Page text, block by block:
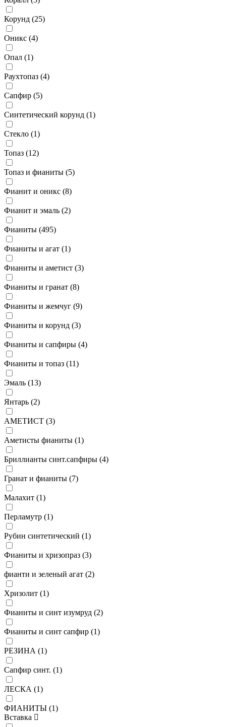
Корунд (25)
Оникс (4)
Опал (1)
Раухтопаз (4)
Сапфир (5)
Синтетический корунд (1)
Стекло (1)
Топаз (12)
Топаз и фианиты (5)
Фианит и оникс (8)
Фианит и эмаль (2)
Фианиты (495)
Фианиты и агат (1)
Фианиты и аметист (3)
Фианиты и гранат (8)
Фианиты и жемчуг (9)
Фианиты и корунд (3)
Фианиты и сапфиры (4)
Фианиты и топаз (11)
Эмаль (13)
Янтарь (2)
АМЕТИСТ (3)
Аметисты фианиты (1)
Бриллианты синт.сапфиры (4)
Гранат и фианиты (7)
Малахит (1)
Перламутр (1)
Рубин синтетический (1)
Фианиты и хризопраз (3)
фианти и зеленый агат (2)
Хризолит (1)
Фианиты и синт изумруд (2)
Фианиты и синт сапфир (1)
РЕЗИНА (1)
Сапфир синт. (1)
ЛЕСКА (1)
ФИАНИТЫ (1)
Вставка